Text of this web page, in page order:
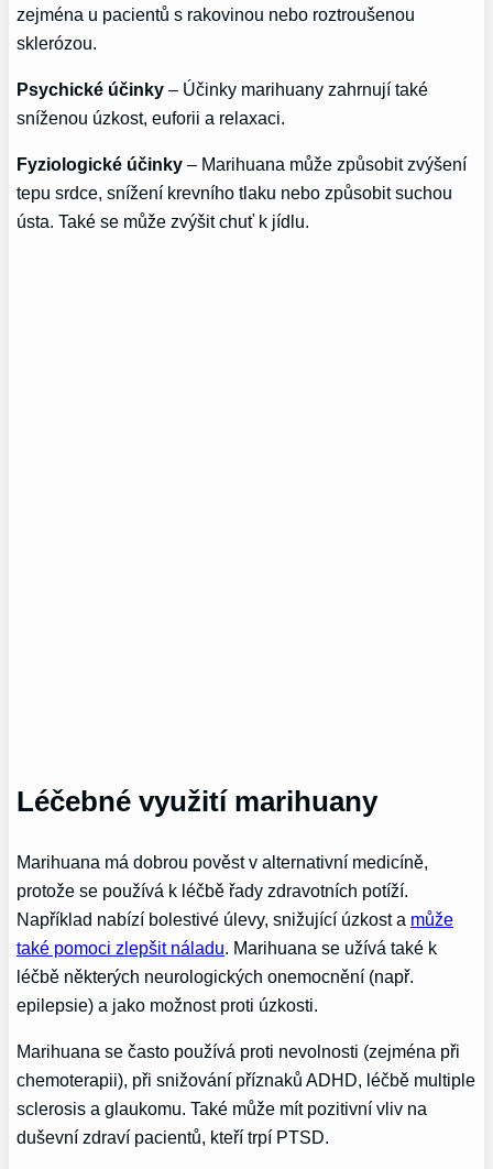
zejména u pacientů s rakovinou nebo roztroušenou
sklerózou.
Psychické účinky – Účinky marihuany zahrnují také
sníženou úzkost, euforii a relaxaci.
Fyziologické účinky – Marihuana může způsobit zvýšení
tepu srdce, snížení krevního tlaku nebo způsobit suchou
ústa. Také se může zvýšit chuť k jídlu.
Léčebné využití marihuany
Marihuana má dobrou pověst v alternativní medicíně,
protože se používá k léčbě řady zdravotních potíží.
Například nabízí bolestivé úlevy, snižující úzkost a může
také pomoci zlepšit náladu . Marihuana se užívá také k
léčbě některých neurologických onemocnění (např.
epilepsie) a jako možnost proti úzkosti.
Marihuana se často používá proti nevolnosti (zejména při
chemoterapii), při snižování příznaků ADHD, léčbě multiple
sclerosis a glaukomu. Také může mít pozitivní vliv na
duševní zdraví pacientů, kteří trpí PTSD.